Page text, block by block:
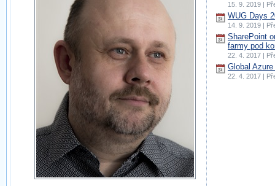
15. 9. 2019 |
WUG Days
14. 9. 2019 |
SharePoint
farmy pod
22. 4. 2017 |
Global
22. 4. 2017 |